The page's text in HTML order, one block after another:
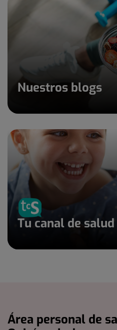
Nuestros blogs
Tu canal de salud
Área personal de